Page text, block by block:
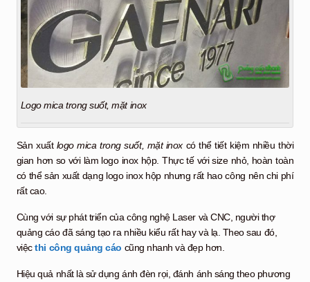
Logo mica trong suốt, mặt inox
Sản xuất logo mica trong suốt, mặt inox có thể tiết kiệm nhiều thời
gian hơn so với làm logo inox hộp. Thực tế với size nhỏ, hoàn toàn
có thể sản xuất dạng logo inox hộp nhưng rất hao công nên chi phí
rất cao.
Cùng với sự phát triển của công nghệ Laser và CNC, người thợ
quảng cáo đã sáng tạo ra nhiều kiểu rất hay và lạ. Theo sau đó,
việcthi công quảng cáo cũng nhanh và đẹp hơn.
Hiệu quả nhất là sử dụng ánh đèn rọi, đánh ánh sáng theo phương